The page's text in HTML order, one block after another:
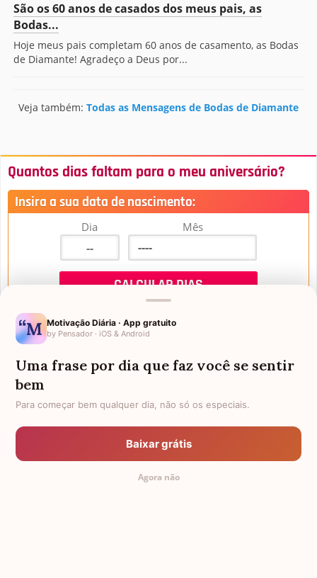
São os 60 anos de casados dos meus pais, as
Bodas...
Hoje meus pais completam 60 anos de casamento, as Bodas
de Diamante! Agradeço a Deus por...
Veja também: Todas as Mensagens de Bodas de Diamante
Quantos dias faltam para o meu aniversário?
Insira a sua data de nascimento:
Dia Mês
Mensagens de Aniversário
FALTAM 3 DIAS PARA O MEU
ANIVERSÁRIO
Motivação Diária · App gratuito
by Pensador · iOS & Android
Uma frase por dia que faz você se sentir
bem
Para começar bem qualquer dia, não só os especiais.
Baixar grátis
Agora não